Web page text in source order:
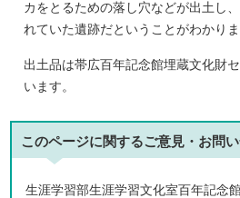
カをとるための落し穴などが出土し
れていた遺跡だということがわかりま
出土品は帯広百年記念館埋蔵文化財
います。
このページに関するご意見・お問
生涯学習部生涯学習文化室百年記念